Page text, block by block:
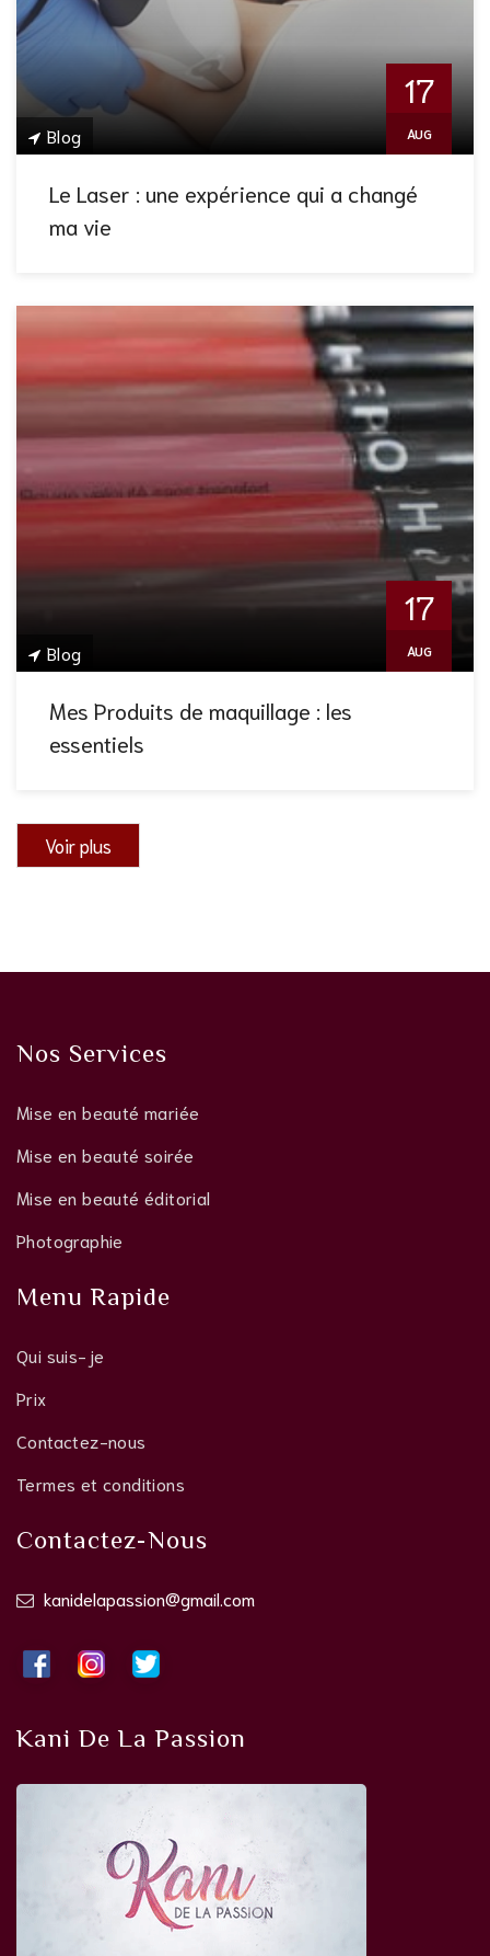
Blog
17
AUG
Le Laser : une expérience qui a changé
ma vie
Blog
17
AUG
Mes Produits de maquillage : les
essentiels
Voir plus
Nos Services
Mise en beauté mariée
Mise en beauté soirée
Mise en beauté éditorial
Photographie
Menu Rapide
Qui suis-je
Prix
Contactez-nous
Termes et conditions
Contactez-Nous
kanidelapassion@gmail.com
Kani De La Passion